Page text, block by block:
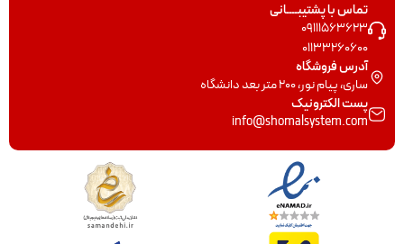
تماس با پشتیبــــانی
09111563623
01133260600
آدرس فروشگاه
ساری، پیام نور، 200 متر بعد دانشگاه
پست الکترونیک
info@shomalsystem.com